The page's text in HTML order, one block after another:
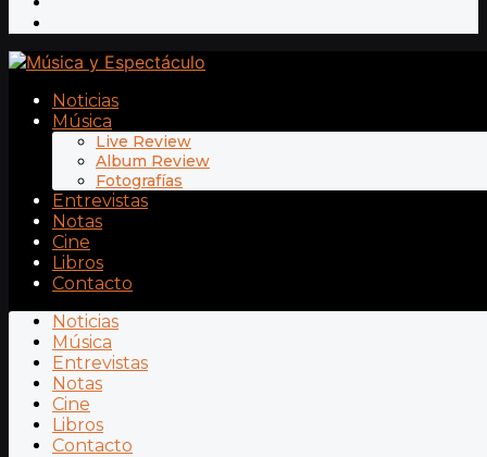
Noticias
Música
Live Review
Album Review
Fotografías
Entrevistas
Notas
Cine
Libros
Contacto
Noticias
Música
Entrevistas
Notas
Cine
Libros
Contacto